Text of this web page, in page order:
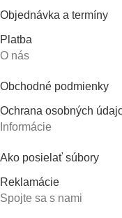
Objednávka a termíny
Platba
O nás
Obchodné podmienky
Ochrana osobných
Informácie
Ako posielať súbory
Reklamácie
Spojte sa s nami